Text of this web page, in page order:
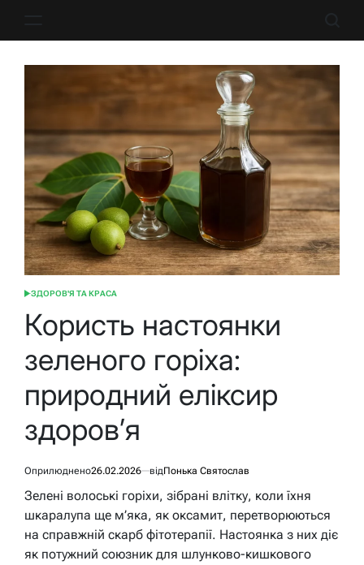
ОПУБЛІКУВАТИ
ЗДОРОВ'Я ТА КРАСА
Користь настоянки
зеленого горіха:
природний еліксир
здоров’я
Оприлюднено26.02.2026 відПонька Святослав
Зелені волоські горіхи, зібрані влітку, коли їхня
шкаралупа ще м’яка, як оксамит, перетворюються
на справжній скарб фітотерапії. Настоянка з них діє
як потужний союзник для шлунково-кишкового